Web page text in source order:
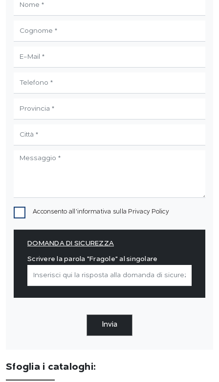
Acconsento all'informativa sulla Privacy Policy
DOMANDA DI SICUREZZA
Scrivere la parola "Fragole" al singolare
Invia
Sfoglia i cataloghi: